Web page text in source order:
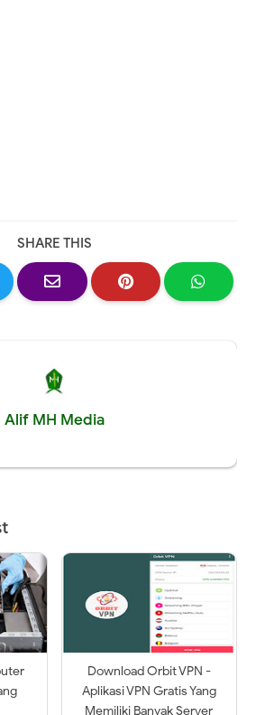
SHARE THIS
Alif MH Media
Download Orbit VPN -
Aplikasi VPN Gratis Yang
Memiliki Banyak Server